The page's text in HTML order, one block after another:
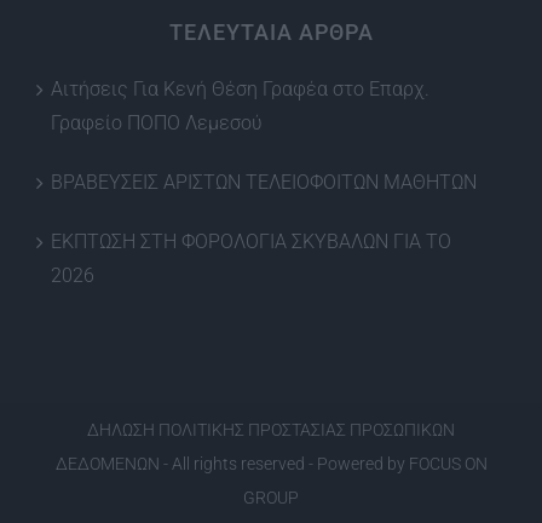
ΤΕΛΕΥΤΑΙΑ ΑΡΘΡΑ
Αιτήσεις Για Κενή Θέση Γραφέα στο Επαρχ.
Γραφείο ΠΟΠΟ Λεμεσού
ΒΡΑΒΕΥΣΕΙΣ ΑΡΙΣΤΩΝ ΤΕΛΕΙΟΦΟΙΤΩΝ ΜΑΘΗΤΩΝ
ΕΚΠΤΩΣΗ ΣΤΗ ΦΟΡΟΛΟΓΙΑ ΣΚΥΒΑΛΩΝ ΓΙΑ ΤΟ
2026
ΔΗΛΩΣΗ ΠΟΛΙΤΙΚΗΣ ΠΡΟΣΤΑΣΙΑΣ ΠΡΟΣΩΠΙΚΩΝ
ΔΕΔΟΜΕΝΩΝ - All rights reserved - Powered by FOCUS ON
GROUP